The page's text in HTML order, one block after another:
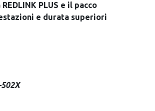
PLUS e il pacco
e durata superiori
502X